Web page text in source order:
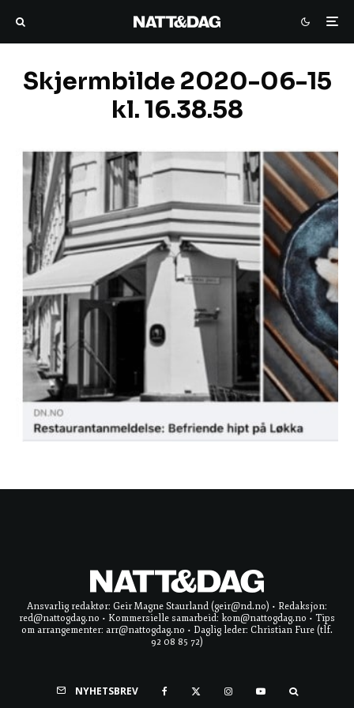
Skjermbilde 2020-06-15
kl. 16.38.58
Ansvarlig redaktør: Geir Magne Staurland (geir@nd.no) • Redaksjon:
red@nattogdag.no • Kommersielle samarbeid: kom@nattogdag.no • Tips
om arrangementer: arr@nattogdag.no • Daglig leder: Christian Fure (tlf.
92 08 85 72)
NYHETSBREV